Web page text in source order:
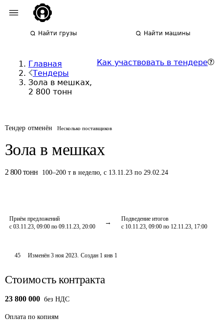
Найти грузы Найти машины
Главная
Тендеры
Зола в мешках,
2 800 тонн
Как участвовать в тендере
Тендер отменён Несколько поставщиков
Зола в мешках
2 800 тонн 100–200 т в неделю, с 13.11.23 по 29.02.24
Приём предложений
с 03.11.23, 09:00 по 09.11.23, 20:00
Подведение итогов
с 10.11.23, 09:00 по 12.11.23, 17:00
45 Изменён3 ноя 2023. Создан 1 янв 1
Стоимость контракта
23 800 000 без НДС
Оплата по копиям